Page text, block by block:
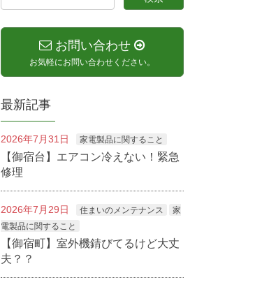
お問い合わせ
お気軽にお問い合わせください。
最新記事
2026年7月31日 家電製品に関すること
【御宿台】エアコン冷えない！緊急
修理
2026年7月29日 住まいのメンテナンス
家
電製品に関すること
【御宿町】室外機錆びてるけど大丈
夫？？